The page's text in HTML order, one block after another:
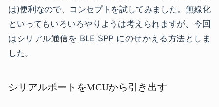
は)便利なので、コンセプトを試してみました。無線化
といってもいろいろやりようは考えられますが、今回
はシリアル通信を BLE SPP にのせかえる方法としま
した。
シリアルポートをMCUから引き出す